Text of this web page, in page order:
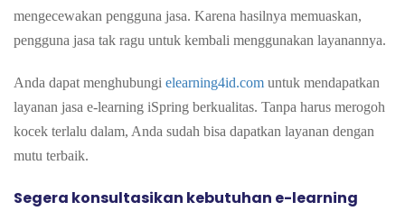
mengecewakan pengguna jasa. Karena hasilnya memuaskan,
pengguna jasa tak ragu untuk kembali menggunakan layanannya.
Anda dapat menghubungi elearning4id.com untuk mendapatkan
layanan jasa e-learning iSpring berkualitas. Tanpa harus merogoh
kocek terlalu dalam, Anda sudah bisa dapatkan layanan dengan
mutu terbaik.
Segera konsultasikan kebutuhan e-learning